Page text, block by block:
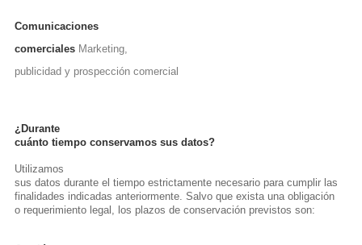
Comunicaciones
comerciales Marketing,
publicidad y prospección comercial
¿Durante
cuánto tiempo conservamos sus datos?
Utilizamos
sus datos durante el tiempo estrictamente necesario para cumplir las
finalidades indicadas anteriormente. Salvo que exista una obligación
o requerimiento legal, los plazos de conservación previstos son: